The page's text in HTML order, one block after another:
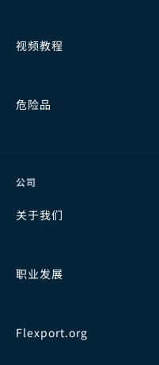
视频教程
危险品
公司
关于我们
职业发展
Flexport.org